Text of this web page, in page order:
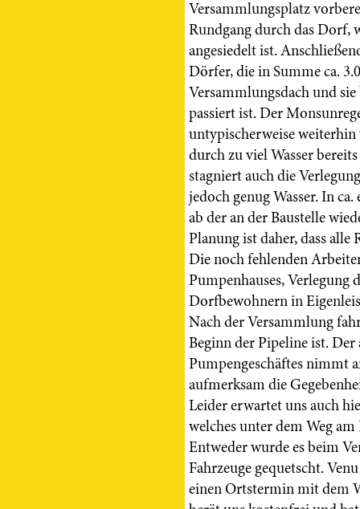
Versammlungsplatz
Rundgang durch das Dorf,
angesiedelt ist.
Dörfer, die in Summe ca.
Versammlungsdach und
passiert ist. Der
untypischerweise weiterhin
durch zu viel Wasser
stagniert auch die
jedoch genug Wasser. In
ab der an der Baustelle
Planung ist daher, dass
Die noch fehlenden
Pumpenhauses, Verlegung
Dorfbewohnern in
Nach der Versammlung
Beginn der Pipeline ist. Der
Pumpengeschäftes nimmt
aufmerksam die
Leider erwartet uns auch
welches unter dem Weg
Entweder wurde es beim
Fahrzeuge gequetscht.
einen Ortstermin mit dem